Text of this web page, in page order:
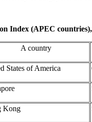
Index (APEC
A country
States of America
Kong